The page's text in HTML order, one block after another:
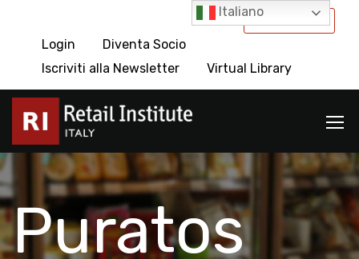
International
Login
Diventa Socio
Iscriviti alla Newsletter
Virtual Library
Puratos
Italiano